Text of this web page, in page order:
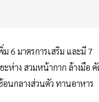
6 มาตรการเสริม และมี 7
ะห่าง สวมหน้ากาก ล้างมือ
อนกลางส่วนตัว ทานอาหาร